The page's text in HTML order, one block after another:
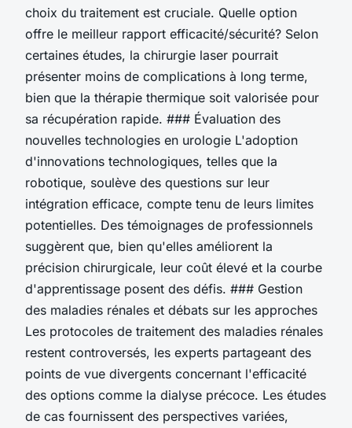
choix du traitement est cruciale. Quelle option
offre le meilleur rapport efficacité/sécurité? Selon
certaines études, la chirurgie laser pourrait
présenter moins de complications à long terme,
bien que la thérapie thermique soit valorisée pour
sa récupération rapide. ### Évaluation des
nouvelles technologies en urologie L'adoption
d'innovations technologiques, telles que la
robotique, soulève des questions sur leur
intégration efficace, compte tenu de leurs limites
potentielles. Des témoignages de professionnels
suggèrent que, bien qu'elles améliorent la
précision chirurgicale, leur coût élevé et la courbe
d'apprentissage posent des défis. ### Gestion
des maladies rénales et débats sur les approches
Les protocoles de traitement des maladies rénales
restent controversés, les experts partageant des
points de vue divergents concernant l'efficacité
des options comme la dialyse précoce. Les études
de cas fournissent des perspectives variées,